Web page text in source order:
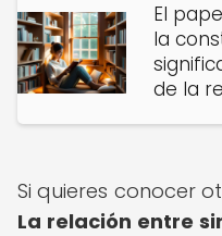
El
la
de la
Si quieres conocer
La relación entre